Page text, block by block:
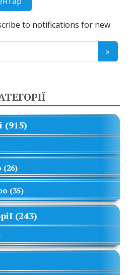
to notifications for new
(915)
(26)
(35)
(243)